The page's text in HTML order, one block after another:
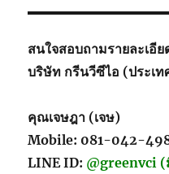
สนใจสอบถามรายละเอีย
บริษัท กรีนวีซีไอ (ประเท
คุณเจษฎา (เจษ)
Mobile: 081-042-
LINE ID: @greenvci